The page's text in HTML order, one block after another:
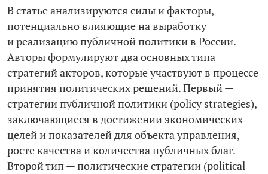
В статье анализируются силы и факторы,
потенциально влияющие на выработку
и реализацию публичной политики в России.
Авторы формулируют два основных типа
стратегий акторов, которые участвуют в процессе
принятия политических решений. Первый —
стратегии публичной политики (policy strategies),
заключающиеся в достижении экономических
целей и показателей для объекта управления,
росте качества и количества публичных благ.
Второй тип — политические стратегии (political